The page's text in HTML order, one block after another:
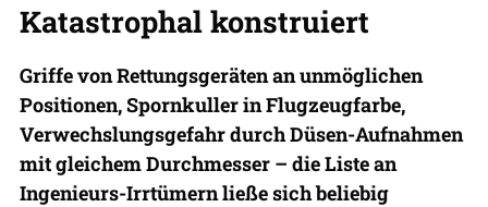
Katastrophal konstruiert
Griffe von Rettungsgeräten an unmöglichen
Positionen, Spornkuller in Flugzeugfarbe,
Verwechslungsgefahr durch Düsen-Aufnahmen
mit gleichem Durchmesser – die Liste an
Ingenieurs-Irrtümern ließe sich beliebig